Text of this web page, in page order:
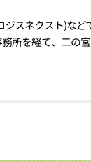
スネクスト)など
所を経て、二の宮